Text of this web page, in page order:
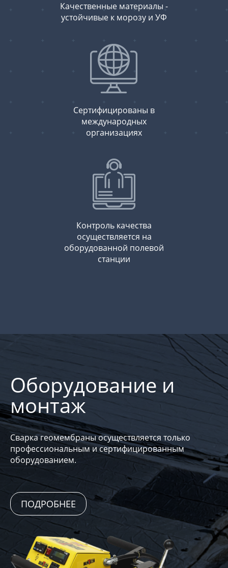
Качественные материалы -
устойчивые к морозу и УФ
Сертифицированы в
международных
организациях
Контроль качества
осуществляется на
оборудованной полевой
станции
Оборудование и
монтаж
Сварка геомембраны осуществляется только
профессиональным и сертифицированным
оборудованием.
ПОДРОБНЕЕ